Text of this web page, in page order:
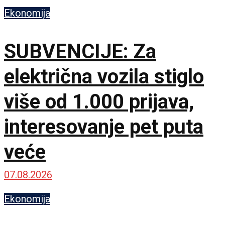
lokacije
Ekonomija
SUBVENCIJE: Za
električna vozila stiglo
više od 1.000 prijava,
interesovanje pet puta
veće
07.08.2026
Ekonomija